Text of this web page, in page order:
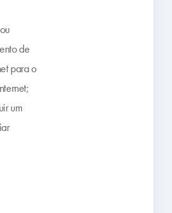
de
para o
um